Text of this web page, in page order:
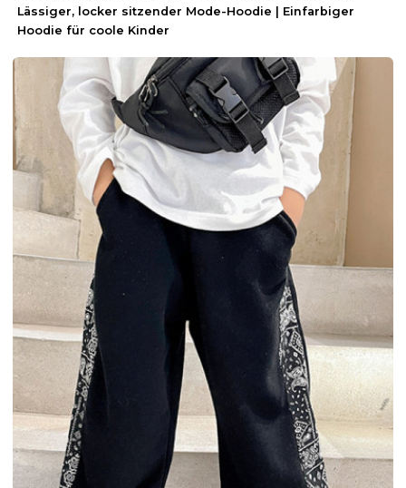
Lässiger, locker sitzender Mode-Hoodie | Einfarbiger
Hoodie für coole Kinder